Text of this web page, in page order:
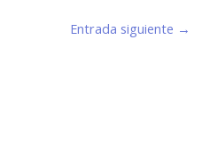
Entrada siguiente →